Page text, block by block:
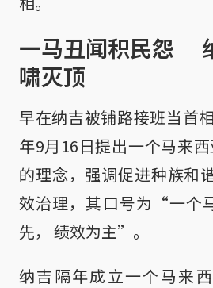
一马丑闻积民怨
啸灭顶
早在纳吉被铺路接班当首
年9月16日提出一个马来西
的理念，强调促进种族和
效治理，其口号为“一个
先， 绩效为主”。
纳吉隔年成立一个马来